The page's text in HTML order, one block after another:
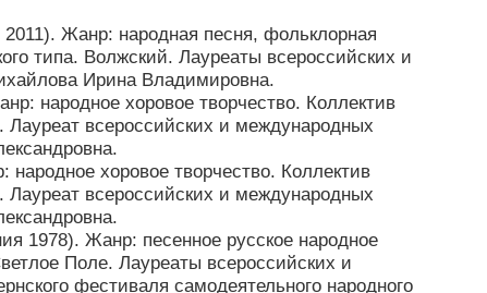
Жанр: народная песня, фольклорная
типа. Волжский. Лауреаты всероссийских и
Ирина Владимировна.
народное хоровое творчество. Коллектив
Лауреат всероссийских и международных
хоровое творчество. Коллектив
Лауреат всероссийских и международных
1978). Жанр: песенное русское народное
Поле. Лауреаты всероссийских и
фестиваля самодеятельного народного